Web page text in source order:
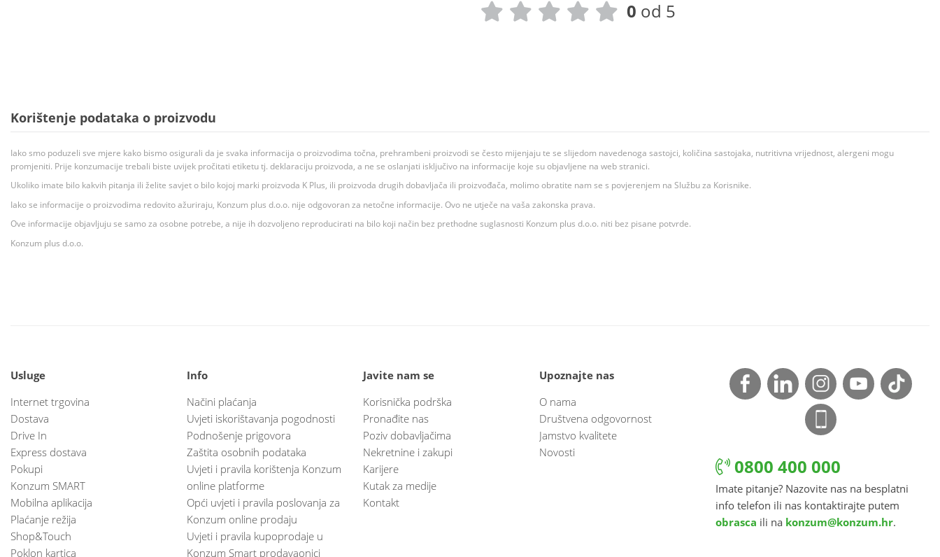
0 od 5
Korištenje podataka o proizvodu
Iako smo poduzeli sve mjere kako bismo osigurali da je svaka informacija o proizvodima točna, prehrambeni proizvodi se često mijenjaju te se slijedom navedenoga sastojci, količina sastojaka, nutritivna vrijednost, alergeni mogu
promjeniti. Prije konzumacije trebali biste uvijek pročitati etiketu tj. deklaraciju proizvoda, a ne se oslanjati isključivo na informacije koje su objavljene na web stranici.
Ukoliko imate bilo kakvih pitanja ili želite savjet o bilo kojoj marki proizvoda K Plus, ili proizvoda drugih dobavljača ili proizvođača, molimo obratite nam se s povjerenjem na Službu za Korisnike.
Iako se informacije o proizvodima redovito ažuriraju, Konzum plus d.o.o. nije odgovoran za netočne informacije. Ovo ne utječe na vaša zakonska prava.
Ove informacije objavljuju se samo za osobne potrebe, a nije ih dozvoljeno reproducirati na bilo koji način bez prethodne suglasnosti Konzum plus d.o.o. niti bez pisane potvrde.
Konzum plus d.o.o.
Usluge
Internet trgovina
Dostava
Drive In
Express dostava
Pokupi
Konzum SMART
Mobilna aplikacija
Plaćanje režija
Shop&Touch
Poklon kartica
Info
Načini plaćanja
Uvjeti iskorištavanja pogodnosti
Podnošenje prigovora
Zaštita osobnih podataka
Uvjeti i pravila korištenja Konzum
online platforme
Opći uvjeti i pravila poslovanja za
Konzum online prodaju
Uvjeti i pravila kupoprodaje u
Konzum Smart prodavaonici
Javite nam se
Korisnička podrška
Pronađite nas
Poziv dobavljačima
Nekretnine i zakupi
Karijere
Kutak za medije
Kontakt
Upoznajte nas
O nama
Društvena odgovornost
Jamstvo kvalitete
Novosti
0800 400 000
Imate pitanje? Nazovite nas na besplatni
info telefon ili nas kontaktirajte putem
obrasca ili na konzum@konzum.hr.